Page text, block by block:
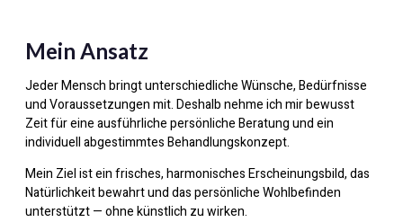
Mein Ansatz
Jeder Mensch bringt unterschiedliche Wünsche, Bedürfnisse
und Voraussetzungen mit. Deshalb nehme ich mir bewusst
Zeit für eine ausführliche persönliche Beratung und ein
individuell abgestimmtes Behandlungskonzept.
Mein Ziel ist ein frisches, harmonisches Erscheinungsbild, das
Natürlichkeit bewahrt und das persönliche Wohlbefinden
unterstützt — ohne künstlich zu wirken.